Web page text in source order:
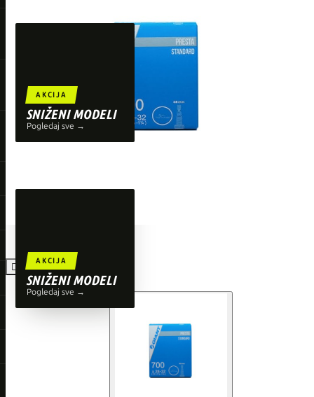
AKCIJA
SNIŽENI MODELI
Pogledaj sve →
Liv
Shimano
Wahoo
AKCIJA
SNIŽENI MODELI
Pogledaj sve →
